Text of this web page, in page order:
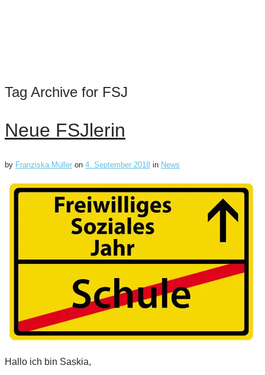
Tag Archive for FSJ
Neue FSJlerin
by Franziska Müller on 4. September 2018 in News
Hallo ich bin Saskia,